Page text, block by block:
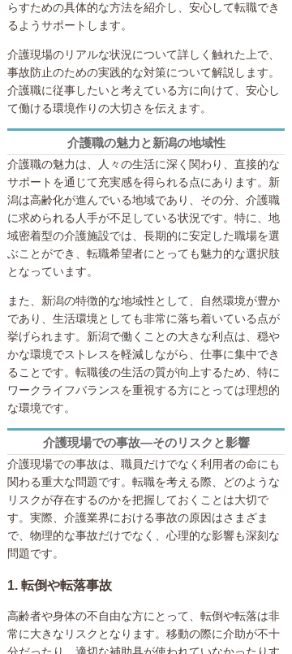
らすための具体的な方法を紹介し、安心して転職でき
るようサポートします。
介護現場のリアルな状況について詳しく触れた上で、
事故防止のための実践的な対策について解説します。
介護職に従事したいと考えている方に向けて、安心し
て働ける環境作りの大切さを伝えます。
介護職の魅力と新潟の地域性
介護職の魅力は、人々の生活に深く関わり、直接的な
サポートを通じて充実感を得られる点にあります。新
潟は高齢化が進んでいる地域であり、その分、介護職
に求められる人手が不足している状況です。特に、地
域密着型の介護施設では、長期的に安定した職場を選
ぶことができ、転職希望者にとっても魅力的な選択肢
となっています。
また、新潟の特徴的な地域性として、自然環境が豊か
であり、生活環境としても非常に落ち着いている点が
挙げられます。新潟で働くことの大きな利点は、穏や
かな環境でストレスを軽減しながら、仕事に集中でき
ることです。転職後の生活の質が向上するため、特に
ワークライフバランスを重視する方にとっては理想的
な環境です。
介護現場での事故—そのリスクと影響
介護現場での事故は、職員だけでなく利用者の命にも
関わる重大な問題です。転職を考える際、どのような
リスクが存在するのかを把握しておくことは大切で
す。実際、介護業界における事故の原因はさまざま
で、物理的な事故だけでなく、心理的な影響も深刻な
問題です。
1. 転倒や転落事故
高齢者や身体の不自由な方にとって、転倒や転落は非
常に大きなリスクとなります。移動の際に介助が不十